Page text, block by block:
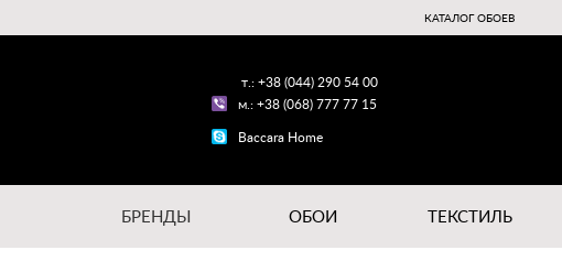
КАТАЛОГ ОБОЕВ
т.: +38 (044) 290 54 00
м.: +38 (068) 777 77 15
Baccara Home
БРЕНДЫ ОБОИ ТЕКСТИЛЬ